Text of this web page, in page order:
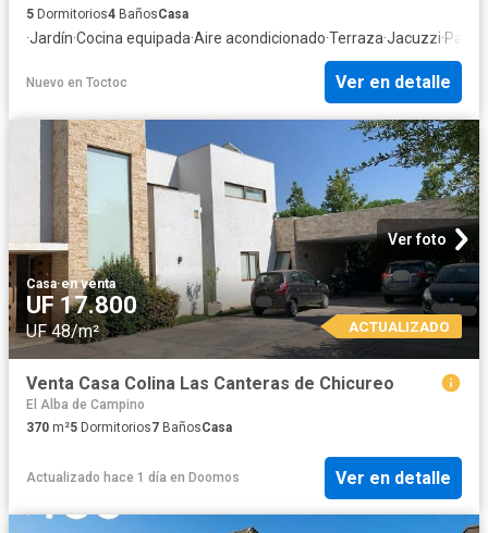
5 Dormitorios4 BañosCasa
·Jardín·Cocina equipada·Aire acondicionado·Terraza·Jacuzzi·Parilla
Nuevo en Toctoc Ver en detalle
Ver foto
Casa·en venta
UF 17.800
UF 48/m² ACTUALIZADO
Venta Casa Colina Las Canteras de Chicureo
El Alba de Campino
370 m²5 Dormitorios7 BañosCasa
Actualizado hace 1 día en Doomos Ver en detalle